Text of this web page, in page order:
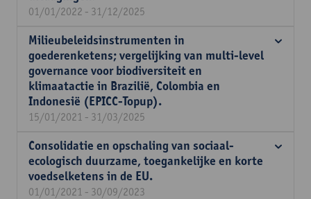
01/01/2022 - 31/12/2025
Milieubeleidsinstrumenten in
goederenketens; vergelijking van multi-level
governance voor biodiversiteit en
klimaatactie in Brazilië, Colombia en
Indonesië (EPICC-Topup).
15/01/2021 - 31/03/2025
Consolidatie en opschaling van sociaal-
ecologisch duurzame, toegankelijke en korte
voedselketens in de EU.
01/01/2021 - 30/09/2023